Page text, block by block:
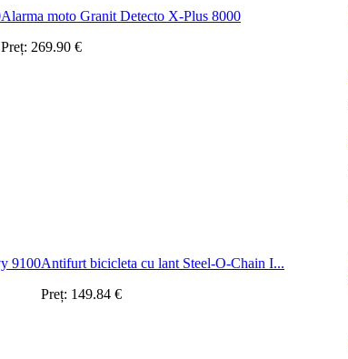
Alarma moto Granit Detecto X-Plus 8000
Preț: 269.90 €
Antifurt bicicleta cu lant Steel-O-Chain I...
Preț: 149.84 €